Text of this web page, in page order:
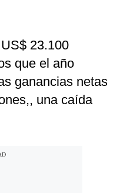
23.100
que el año
ganancias netas
una caída